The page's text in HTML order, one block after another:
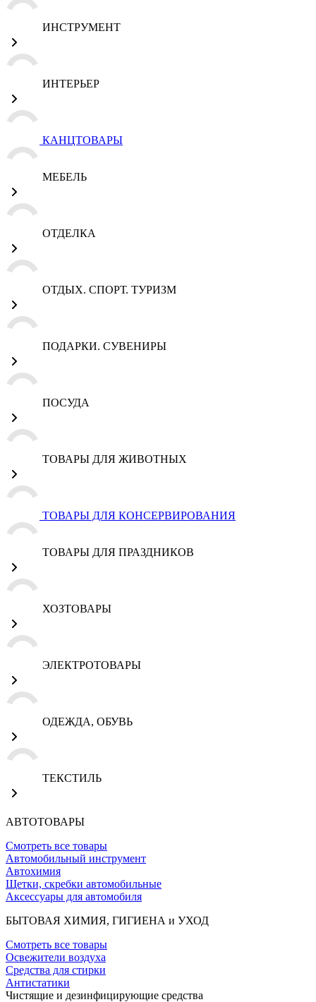
ИНСТРУМЕНТ
ИНТЕРЬЕР
КАНЦТОВАРЫ
МЕБЕЛЬ
ОТДЕЛКА
ОТДЫХ. СПОРТ. ТУРИЗМ
ПОДАРКИ. СУВЕНИРЫ
ПОСУДА
ТОВАРЫ ДЛЯ ЖИВОТНЫХ
ТОВАРЫ ДЛЯ КОНСЕРВИРОВАНИЯ
ТОВАРЫ ДЛЯ ПРАЗДНИКОВ
ХОЗТОВАРЫ
ЭЛЕКТРОТОВАРЫ
ОДЕЖДА, ОБУВЬ
ТЕКСТИЛЬ
АВТОТОВАРЫ
Смотреть все товары
Автомобильный инструмент
Автохимия
Щетки, скребки автомобильные
Аксессуары для автомобиля
БЫТОВАЯ ХИМИЯ, ГИГИЕНА и УХОД
Смотреть все товары
Освежители воздуха
Средства для стирки
Антистатики
Чистящие и дезинфицирующие средства